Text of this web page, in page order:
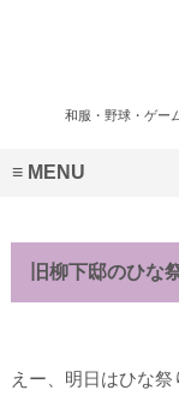
和服・野球・ゲー
MENU
旧柳下邸のひな
えー、明日はひな